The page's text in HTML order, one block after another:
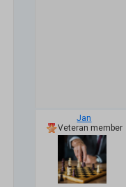
Jan
Veteran member